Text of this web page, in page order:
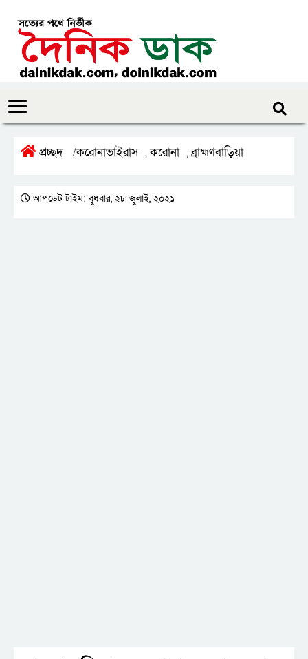
প্রচ্ছদ /করোনাভাইরাস ,করোনা ,ব্রাহ্মণবাড়িয়া
আপডেট টাইম: বুধবার, ২৮ জুলাই, ২০২১